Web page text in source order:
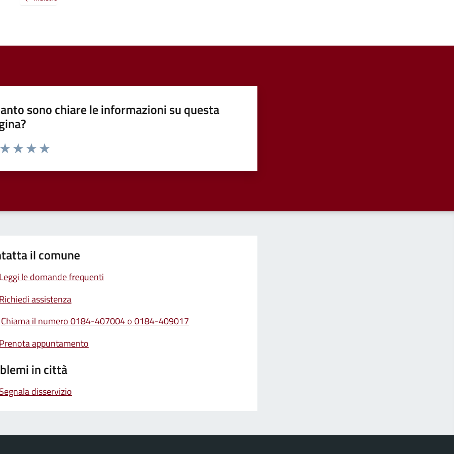
sono chiare le informazioni su questa
da 1 a 5 stelle la pagina
il comune
Leggi le domande frequenti
Richiedi assistenza
Chiama il numero 0184-407004 o 0184-409017
Prenota appuntamento
in città
Segnala disservizio